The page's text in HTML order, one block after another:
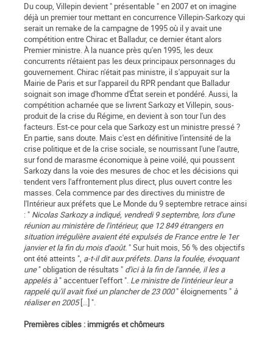
Du coup, Villepin devient " présentable " en 2007 et on imagine
déjà un premier tour mettant en concurrence Villepin-Sarkozy qui
serait un remake de la campagne de 1995 où il y avait une
compétition entre Chirac et Balladur, ce dernier étant alors
Premier ministre. À la nuance près qu'en 1995, les deux
concurrents n'étaient pas les deux principaux personnages du
gouvernement. Chirac n'était pas ministre, il s'appuyait sur la
Mairie de Paris et sur l'appareil du RPR pendant que Balladur
soignait son image d'homme d'État serein et pondéré. Aussi, la
compétition acharnée que se livrent Sarkozy et Villepin, sous-
produit de la crise du Régime, en devient à son tour l'un des
facteurs. Est-ce pour cela que Sarkozy est un ministre pressé ?
En partie, sans doute. Mais c'est en définitive l'intensité de la
crise politique et de la crise sociale, se nourrissant l'une l'autre,
sur fond de marasme économique à peine voilé, qui poussent
Sarkozy dans la voie des mesures de choc et les décisions qui
tendent vers l'affrontement plus direct, plus ouvert contre les
masses. Cela commence par des directives du ministre de
l'Intérieur aux préfets que Le Monde du 9 septembre retrace ainsi
: " Nicolas Sarkozy a indiqué, vendredi 9 septembre, lors d'une
réunion au ministère de l'intérieur, que 12 849 étrangers en
situation irrégulière avaient été expulsés de France entre le 1er
janvier et la fin du mois d'août." Sur huit mois, 56 % des objectifs
ont été atteints ", a-t-il dit aux préfets. Dans la foulée, évoquant
une" obligation de résultats " d'ici à la fin de l'année, il les a
appelés à" accentuer l'effort ". Le ministre de l'intérieur leur a
rappelé qu'il avait fixé un plancher de 23 000" éloignements " à
réaliser en 2005[...] ".
Premières cibles : immigrés et chômeurs